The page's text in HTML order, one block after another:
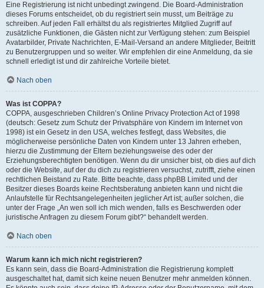
Eine Registrierung ist nicht unbedingt zwingend. Die Board-Administration
dieses Forums entscheidet, ob du registriert sein musst, um Beiträge zu
schreiben. Auf jeden Fall erhältst du als registriertes Mitglied Zugriff auf
zusätzliche Funktionen, die Gästen nicht zur Verfügung stehen: zum Beispiel
Avatarbilder, Private Nachrichten, E-Mail-Versand an andere Mitglieder, Beitritt
zu Benutzergruppen und so weiter. Wir empfehlen dir eine Anmeldung, da sie
schnell erledigt ist und dir zahlreiche Vorteile bietet.
Nach oben
Was ist COPPA?
COPPA, ausgeschrieben Children’s Online Privacy Protection Act of 1998
(deutsch: Gesetz zum Schutz der Privatsphäre von Kindern im Internet von
1998) ist ein Gesetz in den USA, welches festlegt, dass Websites, die
möglicherweise persönliche Daten von Kindern unter 13 Jahren erheben,
hierzu die Zustimmung der Eltern beziehungsweise des oder der
Erziehungsberechtigten benötigen. Wenn du dir unsicher bist, ob dies auf dich
oder die Website, auf der du dich zu registrieren versuchst, zutrifft, ziehe einen
rechtlichen Beistand zu Rate. Bitte beachte, dass phpBB Limited und der
Besitzer dieses Boards keine Rechtsberatung anbieten kann und nicht die
Anlaufstelle für Rechtsangelegenheiten jeglicher Art ist; außer solchen, die
unter der Frage „An wen soll ich mich wenden, falls es Beschwerden oder
juristische Anfragen zu diesem Forum gibt?“ behandelt werden.
Nach oben
Warum kann ich mich nicht registrieren?
Es kann sein, dass die Board-Administration die Registrierung komplett
ausgeschaltet hat, damit sich keine neuen Benutzer mehr anmelden können.